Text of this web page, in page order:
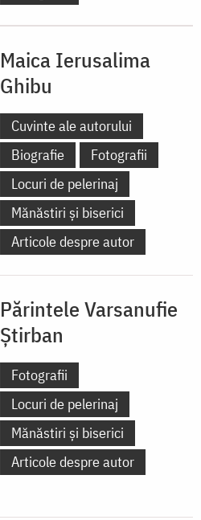
Maica Ierusalima
Ghibu
Cuvinte ale autorului
Biografie
Fotografii
Locuri de pelerinaj
Mănăstiri și biserici
Articole despre autor
Părintele Varsanufie
Știrban
Fotografii
Locuri de pelerinaj
Mănăstiri și biserici
Articole despre autor